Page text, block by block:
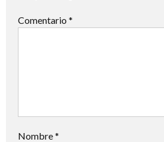
Comentario *
Nombre*